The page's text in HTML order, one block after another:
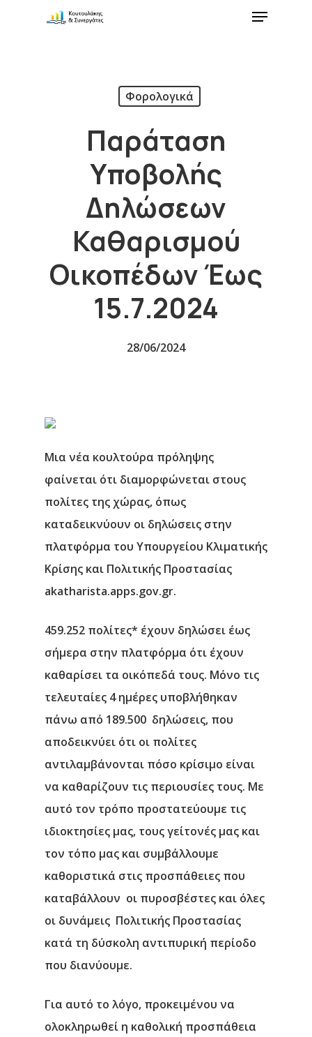
Φορολογικά
Παράταση
Υποβολής
Δηλώσεων
Καθαρισμού
Οικοπέδων Έως
15.7.2024
28/06/2024
Μια νέα κουλτούρα πρόληψης
φαίνεται ότι διαμορφώνεται στους
πολίτες της χώρας, όπως
καταδεικνύουν οι δηλώσεις στην
πλατφόρμα του Υπουργείου Κλιματικής
Κρίσης και Πολιτικής Προστασίας
akatharista.apps.gov.gr.
459.252 πολίτες* έχουν δηλώσει έως
σήμερα στην πλατφόρμα ότι έχουν
καθαρίσει τα οικόπεδά τους. Μόνο τις
τελευταίες 4 ημέρες υποβλήθηκαν
πάνω από 189.500 δηλώσεις, που
αποδεικνύει ότι οι πολίτες
αντιλαμβάνονται πόσο κρίσιμο είναι
να καθαρίζουν τις περιουσίες τους. Με
αυτό τον τρόπο προστατεύουμε τις
ιδιοκτησίες μας, τους γείτονές μας και
τον τόπο μας και συμβάλλουμε
καθοριστικά στις προσπάθειες που
καταβάλλουν οι πυροσβέστες και όλες
οι δυνάμεις Πολιτικής Προστασίας
κατά τη δύσκολη αντιπυρική περίοδο
που διανύουμε.
Για αυτό το λόγο, προκειμένου να
ολοκληρωθεί η καθολική προσπάθεια
Αρχική
Υπηρεσίες
Νέα
Επικοινωνία